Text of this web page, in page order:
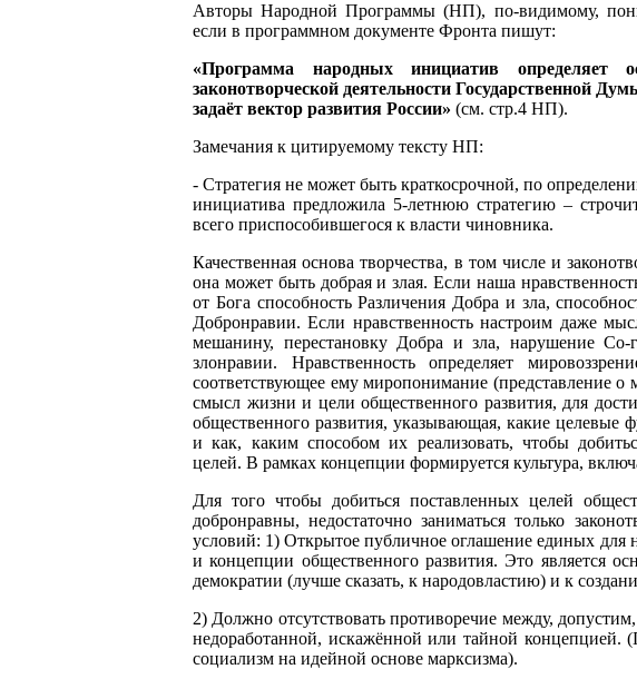
Авторы Народной Программы (НП), по-видимому,
если в программном документе Фронта пишут:
«Программа народных инициатив определяет
законотворческой деятельности Государственной
задаёт вектор развития России» (см. стр.4 НП).
Замечания к цитируемому тексту НП:
- Стратегия не может быть краткосрочной, по
инициатива предложила 5-летнюю стратегию –
всего приспособившегося к власти чиновника.
Качественная основа творчества, в том числе и
она может быть добрая и злая. Если наша
от Бога способность Различения Добра и зла,
Добронравии. Если нравственность настроим даже
мешанину, перестановку Добра и зла, нарушение
злонравии. Нравственность определяет
соответствующее ему миропонимание (представление
смысл жизни и цели общественного развития, для
общественного развития, указывающая, какие целевые
и как, каким способом их реализовать, чтобы
целей. В рамках концепции формируется культура,
Для того чтобы добиться поставленных целей
добронравны, недостаточно заниматься только
условий: 1) Открытое публичное оглашение единых для
и концепции общественного развития. Это является
демократии (лучше сказать, к народовластию) и к
2) Должно отсутствовать противоречие между,
недоработанной, искажённой или тайной концепцией.
социализм на идейной основе марксизма).